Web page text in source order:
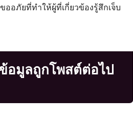
ออภัยที่ทำให้ผู้ที่เกี่ยวข้องรู้สึกเจ็บ
อมูลถูกโพสต์ต่อไป